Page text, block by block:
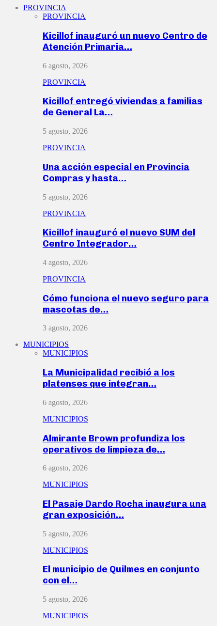
PROVINCIA
PROVINCIA
Kicillof inauguró un nuevo Centro de
Atención Primaria…
6 agosto, 2026
PROVINCIA
Kicillof entregó viviendas a familias
de General La…
5 agosto, 2026
PROVINCIA
Una acción especial en Provincia
Compras y hasta…
5 agosto, 2026
PROVINCIA
Kicillof inauguró el nuevo SUM del
Centro Integrador…
4 agosto, 2026
PROVINCIA
Cómo funciona el nuevo seguro para
mascotas de…
3 agosto, 2026
MUNICIPIOS
MUNICIPIOS
La Municipalidad recibió a los
platenses que integran…
6 agosto, 2026
MUNICIPIOS
Almirante Brown profundiza los
operativos de limpieza de…
6 agosto, 2026
MUNICIPIOS
El Pasaje Dardo Rocha inaugura una
gran exposición…
5 agosto, 2026
MUNICIPIOS
El municipio de Quilmes en conjunto
con el…
5 agosto, 2026
MUNICIPIOS